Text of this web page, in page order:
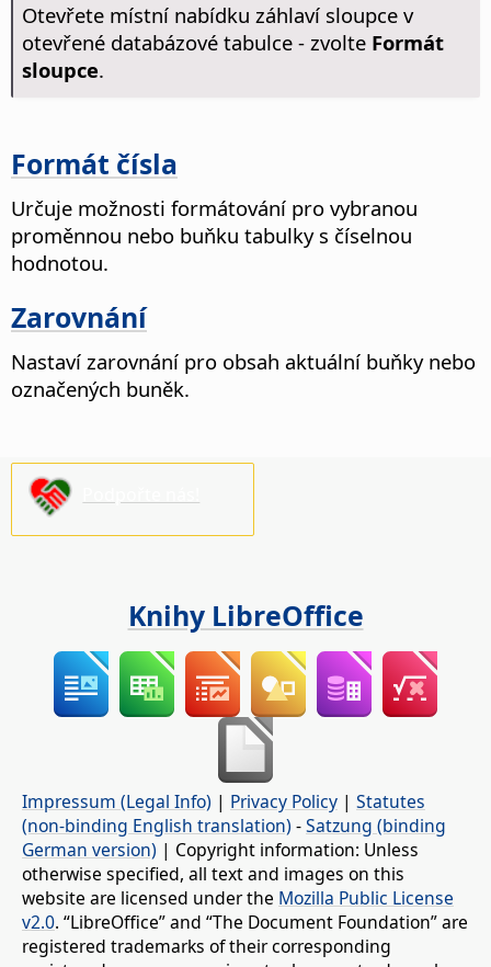
Otevřete místní nabídku záhlaví sloupce v
otevřené databázové tabulce - zvolte Formát
sloupce.
Formát čísla
Určuje možnosti formátování pro vybranou
proměnnou nebo buňku tabulky s číselnou
hodnotou.
Zarovnání
Nastaví zarovnání pro obsah aktuální buňky nebo
označených buněk.
Knihy LibreOffice
Impressum (Legal Info) | Privacy Policy | Statutes
(non-binding English translation) -Satzung (binding
German version) | Copyright information: Unless
otherwise specified, all text and images on this
website are licensed under the Mozilla Public License
v2.0. “LibreOffice” and “The Document Foundation” are
registered trademarks of their corresponding